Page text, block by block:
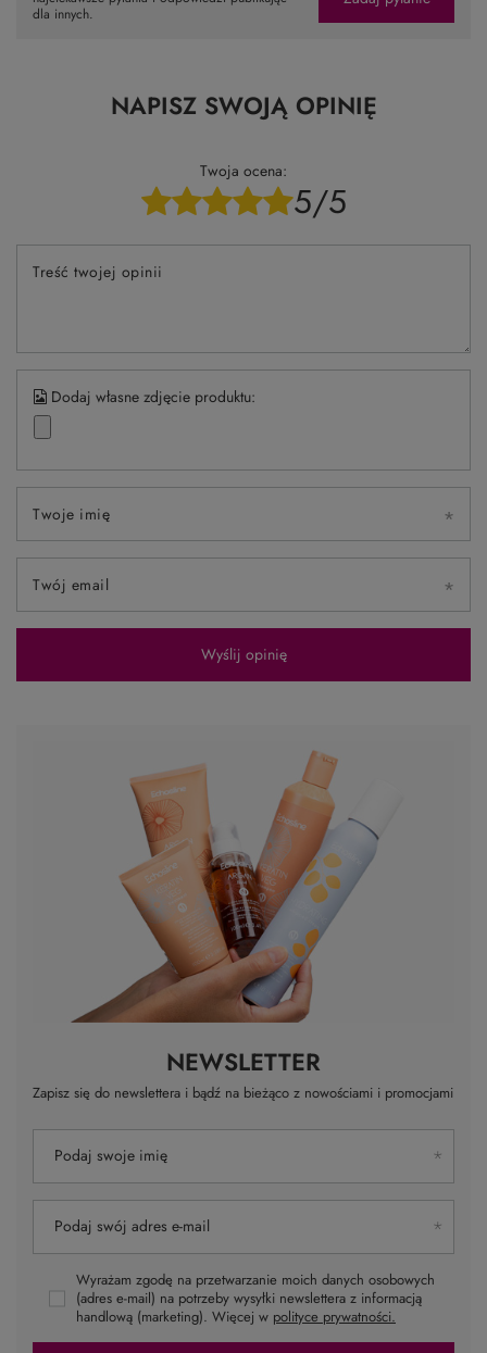
dla innych.
NAPISZ SWOJĄ OPINIĘ
Twoja ocena:
5/5
Treść twojej opinii
Dodaj własne zdjęcie produktu:
Twoje imię
Twój email
Wyślij opinię
NEWSLETTER
Zapisz się do newslettera i bądź na bieżąco z nowościami i promocjami
Podaj swoje imię
Podaj swój adres e-mail
Wyrażam zgodę na przetwarzanie moich danych osobowych
(adres e-mail) na potrzeby wysyłki newslettera z informacją
handlową (marketing). Więcej w polityce prywatności.